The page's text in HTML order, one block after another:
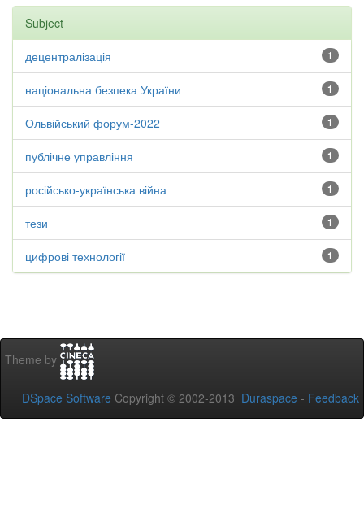
Subject
1
децентралізація
1
національна безпека України
1
Ольвійський форум-2022
1
публічне управління
1
російсько-українська війна
1
тези
1
цифрові технології
Theme by
DSpace Software Copyright © 2002-2013 Duraspace - Feedback